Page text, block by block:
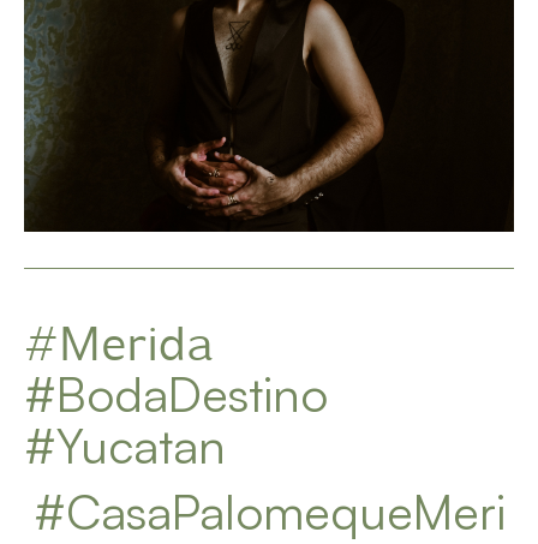
#Merida
#BodaDestino
#Yucatan
#CasaPalomequeMeri